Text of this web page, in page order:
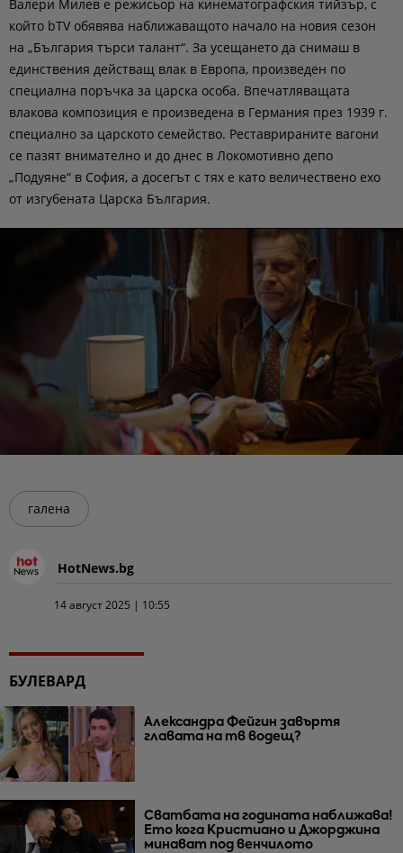
Валери Милев е режисьор на кинематографския тийзър, с
който bTV обявява наближаващото начало на новия сезон
на „България търси талант“. За усещането да снимаш в
единствения действaщ влак в Европа, произведен по
специална поръчка за царска особа. Впечатляващата
влакова композиция е произведена в Германия през 1939 г.
специално за царското семейство. Реставрираните вагони
се пазят внимателно и до днес в Локомотивно депо
„Подуяне“ в София, а досегът с тях е като величествено ехо
от изгубената Царска България.
галена
HotNews.bg
14 август 2025 | 10:55
БУЛЕВАРД
Александра Фейгин завъртя
главата на тв водещ?
Сватбата на годината наближава!
Ето кога Кристиано и Джорджина
минават под венчилото